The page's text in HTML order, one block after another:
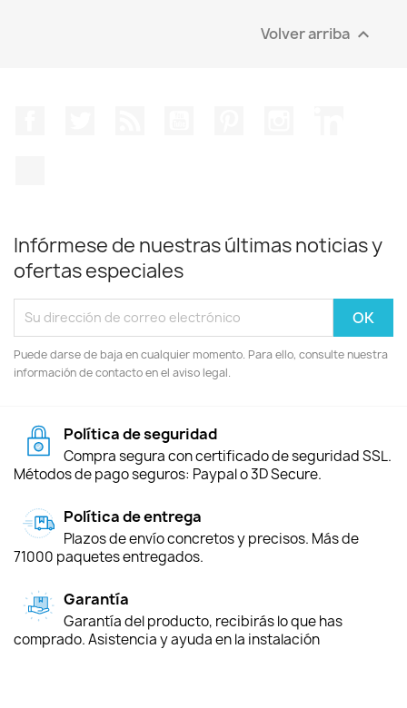
Volver arriba 
Infórmese de nuestras últimas noticias y
ofertas especiales
Puede darse de baja en cualquier momento. Para ello, consulte nuestra
información de contacto en el aviso legal.
Política de seguridad
Compra segura con certificado de seguridad SSL.
Métodos de pago seguros: Paypal o 3D Secure.
Política de entrega
Plazos de envío concretos y precisos. Más de
71000 paquetes entregados.
Garantía
Garantía del producto, recibirás lo que has
comprado. Asistencia y ayuda en la instalación